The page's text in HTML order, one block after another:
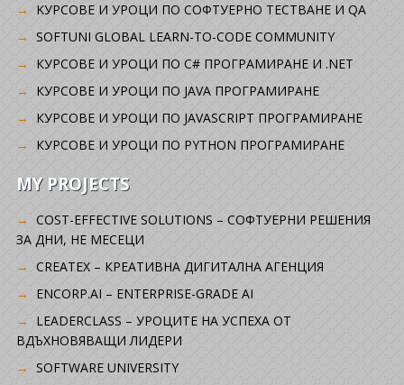
KУРСОВЕ И УРОЦИ ПО СОФТУЕРНО ТЕСТВАНЕ И QA
SOFTUNI GLOBAL LEARN-TO-CODE COMMUNITY
КУРСОВЕ И УРОЦИ ПО C# ПРОГРАМИРАНЕ И .NET
КУРСОВЕ И УРОЦИ ПО JAVA ПРОГРАМИРАНЕ
КУРСОВЕ И УРОЦИ ПО JAVASCRIPT ПРОГРАМИРАНЕ
КУРСОВЕ И УРОЦИ ПО PYTHON ПРОГРАМИРАНЕ
MY PROJECTS
COST-EFFECTIVE SOLUTIONS – СОФТУЕРНИ РЕШЕНИЯ
ЗА ДНИ, НЕ МЕСЕЦИ
CREATEX – КРЕАТИВНА ДИГИТАЛНА АГЕНЦИЯ
ENCORP.AI – ENTERPRISE-GRADE AI
LEADERCLASS – УРОЦИТЕ НА УСПЕХА ОТ
ВДЪХНОВЯВАЩИ ЛИДЕРИ
SOFTWARE UNIVERSITY